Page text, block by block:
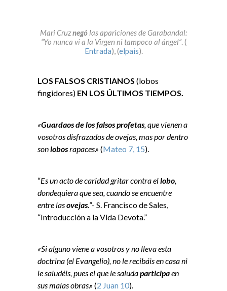
Mari Cruznegó las apariciones de Garabandal:
“Yo nunca vi a la Virgen ni tampoco al ángel”. (
Entrada), (elpais).
LOS FALSOS CRISTIANOS (lobos
fingidores) EN LOS ÚLTIMOS TIEMPOS.
«Guardaos de los falsos profetas, que vienen a
vosotros disfrazados de ovejas, mas por dentro
sonlobosrapaces.» (Mateo 7, 15).
“Es un acto de caridad gritar contra ellobo,
dondequiera que sea, cuando se encuentre
entre lasovejas.”- S. Francisco de Sales,
“Introducción a la Vida Devota.”
«Si alguno viene a vosotros y no lleva esta
doctrina (el Evangelio), no le recibáis en casa ni
le saludéis, pues el que le saludaparticipaen
sus malas obras.» (2 Juan 10).